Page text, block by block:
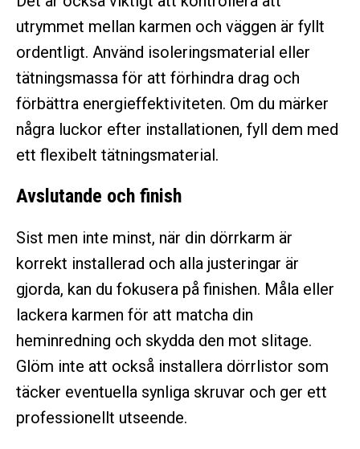
utrymmet mellan karmen och väggen är fyllt
ordentligt. Använd isoleringsmaterial eller
tätningsmassa för att förhindra drag och
förbättra energieffektiviteten. Om du märker
några luckor efter installationen, fyll dem med
ett flexibelt tätningsmaterial.
Avslutande och finish
Sist men inte minst, när din dörrkarm är
korrekt installerad och alla justeringar är
gjorda, kan du fokusera på finishen. Måla eller
lackera karmen för att matcha din
heminredning och skydda den mot slitage.
Glöm inte att också installera dörrlistor som
täcker eventuella synliga skruvar och ger ett
professionellt utseende.